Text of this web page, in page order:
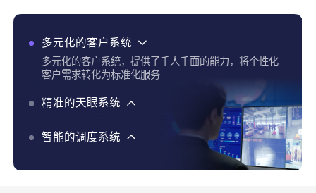
多元化的客户系统
多元化的客户系统，提供了千人千面的能力，将个性化
客户需求转化为标准化服务
精准的天眼系统
精准的天眼系统，实现了货物实时追踪、全程运输可视
化、智能预警，最大程度保障客户货物安全
智能的调度系统
智能的调度系统，使用AI、大数据、自有地图等能力，
结合货构、天气、路况等百种维度，为客户提供最优时